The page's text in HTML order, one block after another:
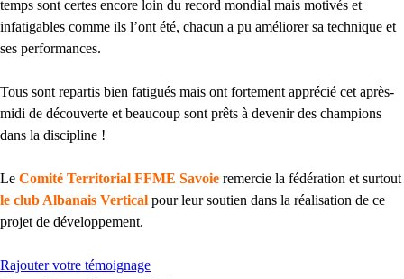
temps sont certes encore loin du record mondial mais motivés et
infatigables comme ils l’ont été, chacun a pu améliorer sa technique et
ses performances.
Tous sont repartis bien fatigués mais ont fortement apprécié cet après-
midi de découverte et beaucoup sont prêts à devenir des champions
dans la discipline !
Le Comité Territorial FFME Savoie remercie la fédération et surtout
le club Albanais Vertical pour leur soutien dans la réalisation de ce
projet de développement.
Rajouter votre témoignage